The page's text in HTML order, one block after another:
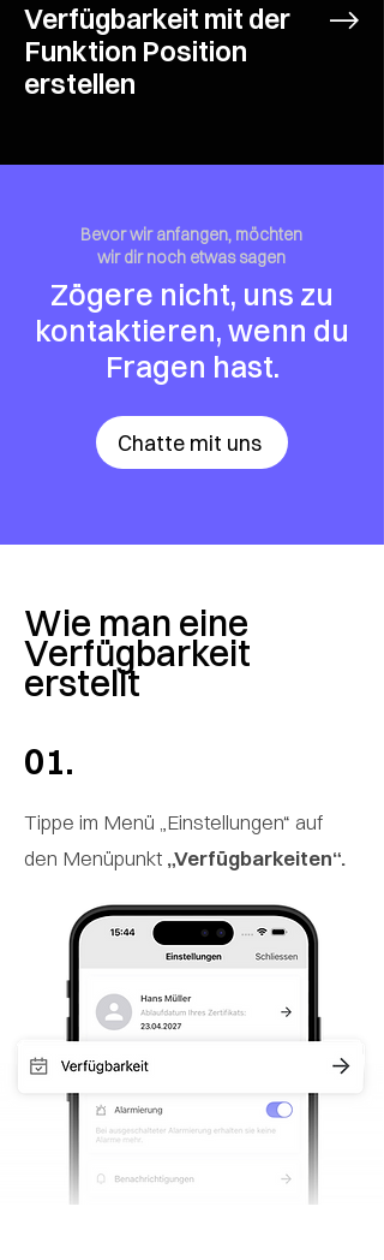
Verfügbarkeit mit der
Funktion Position
erstellen
Bevor wir anfangen, möchten
wir dir noch etwas sagen
Zögere nicht, uns zu
kontaktieren, wenn du
Fragen hast.
Chatte mit uns
Wie man eine
Verfügbarkeit
erstellt
01.
Tippe im Menü „Einstellungen“ auf
den Menüpunkt „Verfügbarkeiten“.